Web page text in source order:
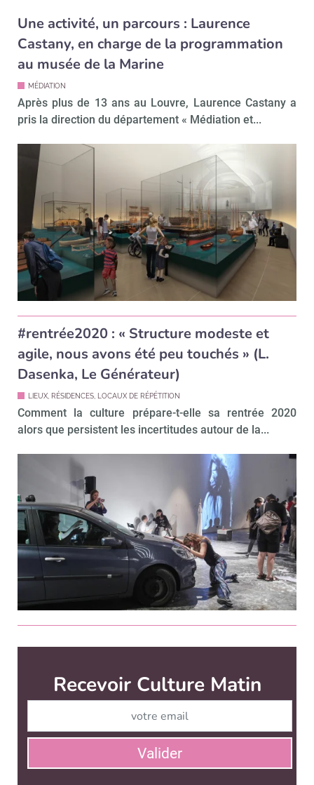
Une activité, un parcours : Laurence
Castany, en charge de la programmation
au musée de la Marine
MÉDIATION
Après plus de 13 ans au Louvre, Laurence Castany a
pris la direction du département « Médiation et...
#rentrée2020 : « Structure modeste et
agile, nous avons été peu touchés » (L.
Dasenka, Le Générateur)
LIEUX, RÉSIDENCES, LOCAUX DE RÉPÉTITION
Comment la culture prépare-t-elle sa rentrée 2020
alors que persistent les incertitudes autour de la...
Culture Matin est édité par
News Tank Culture